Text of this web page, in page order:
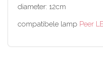
diameter: 12cm
compatibele lamp Peer